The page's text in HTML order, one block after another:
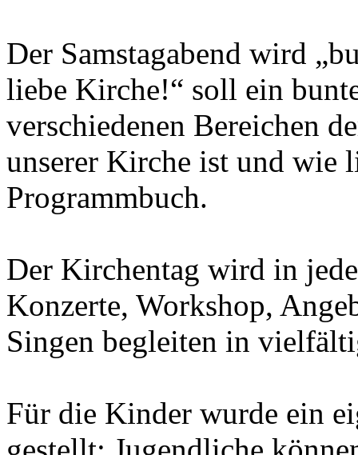
Der Samstagabend wird
liebe Kirche!“ soll ein
verschiedenen Bereichen
unserer Kirche ist und wie
Programmbuch.
Der Kirchentag wird in
Konzerte, Workshop,
Singen begleiten in
Für die Kinder wurde ein